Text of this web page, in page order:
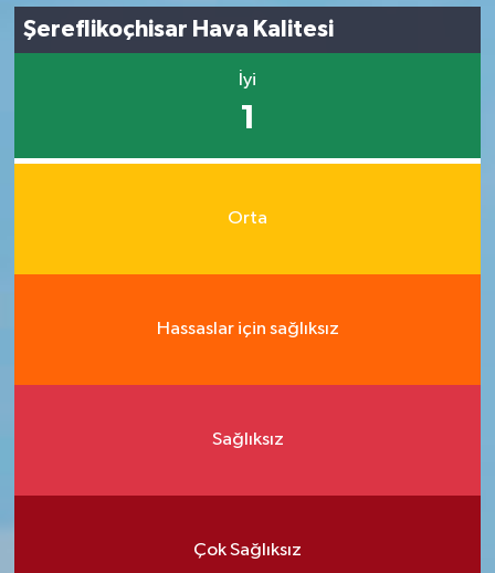
Şereflikoçhisar Hava Kalitesi
İyi
1
Orta
Hassaslar için sağlıksız
Sağlıksız
Çok Sağlıksız